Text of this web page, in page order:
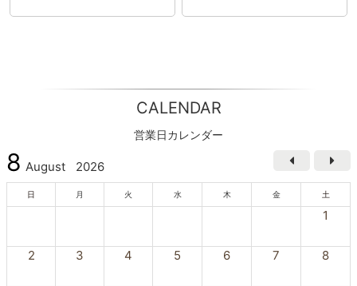
CALENDAR
営業日カレンダー
8 August 2026
日 月 火 水 木 金 土
1
2 3 4 5 6 7 8